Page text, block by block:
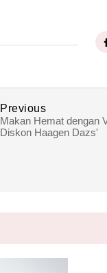
Previous
Makan Hemat dengan
Diskon Haagen Dazs'